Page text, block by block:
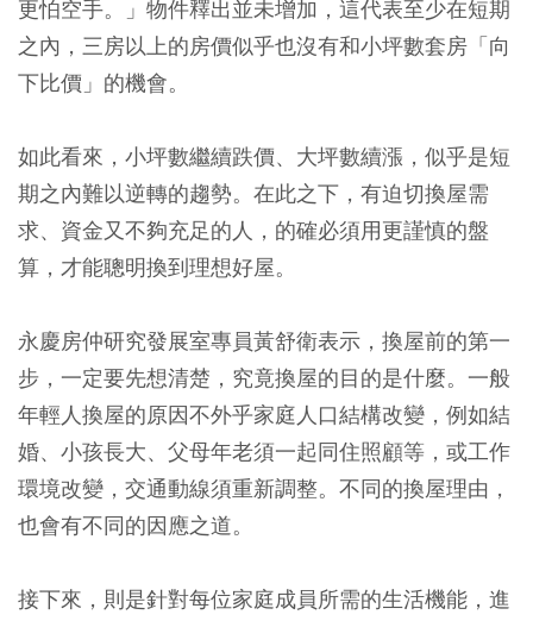
更怕空手。」物件釋出並未增加，這代表至少在短期
之內，三房以上的房價似乎也沒有和小坪數套房「向
下比價」的機會。
如此看來，小坪數繼續跌價、大坪數續漲，似乎是短
期之內難以逆轉的趨勢。在此之下，有迫切換屋需
求、資金又不夠充足的人，的確必須用更謹慎的盤
算，才能聰明換到理想好屋。
永慶房仲研究發展室專員黃舒衛表示，換屋前的第一
步，一定要先想清楚，究竟換屋的目的是什麼。一般
年輕人換屋的原因不外乎家庭人口結構改變，例如結
婚、小孩長大、父母年老須一起同住照顧等，或工作
環境改變，交通動線須重新調整。不同的換屋理由，
也會有不同的因應之道。
接下來，則是針對每位家庭成員所需的生活機能，進